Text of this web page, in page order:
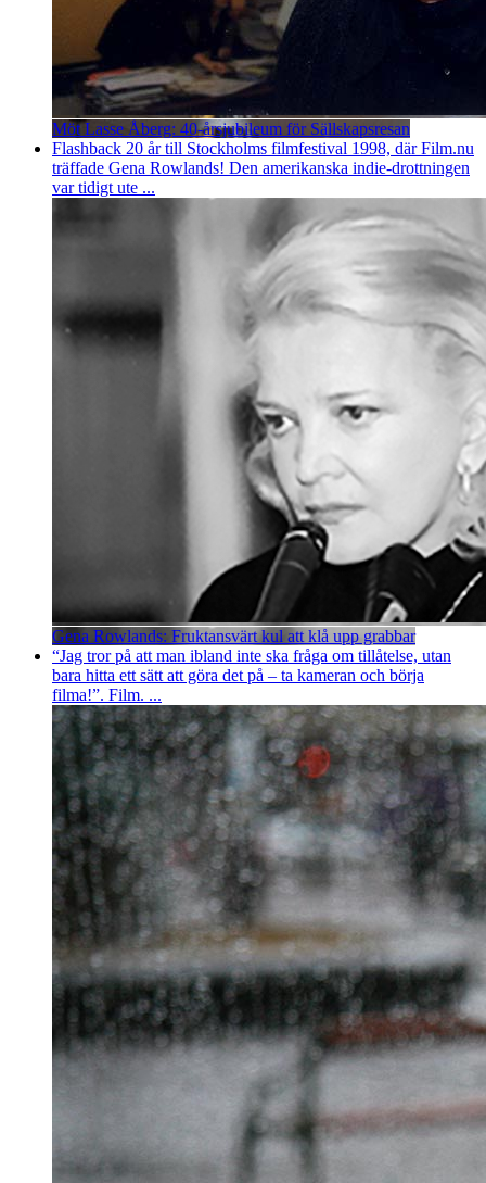
Möt Lasse Åberg: 40-årsjubileum för Sällskapsresan
Flashback 20 år till Stockholms filmfestival 1998, där Film.nu
träffade Gena Rowlands! Den amerikanska indie-drottningen
var tidigt ute ...
Gena Rowlands: Fruktansvärt kul att klå upp grabbar
“Jag tror på att man ibland inte ska fråga om tillåtelse, utan
bara hitta ett sätt att göra det på – ta kameran och börja
filma!”. Film. ...